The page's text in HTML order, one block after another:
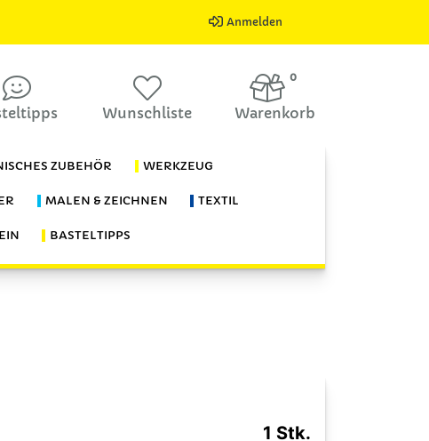
Anmelden
Wunschliste
0
Warenkorb
ZUBEHÖR WERKZEUG
MALEN & ZEICHNEN TEXTIL
BASTELTIPPS
1 Stk.